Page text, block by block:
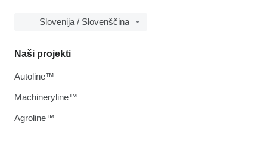
Slovenija / Slovenščina
Naši projekti
Autoline™
Machineryline™
Agroline™